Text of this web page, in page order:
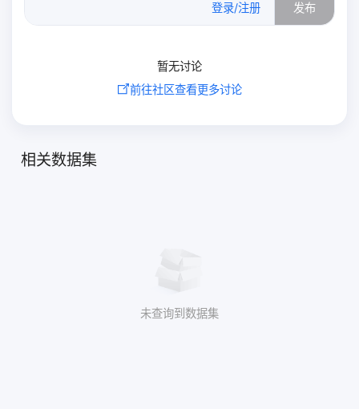
登录/注册 发布
暂无讨论
前往社区查看更多讨论
相关数据集
未查询到数据集